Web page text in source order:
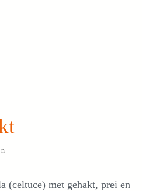
(celtuce) met gehakt, prei en